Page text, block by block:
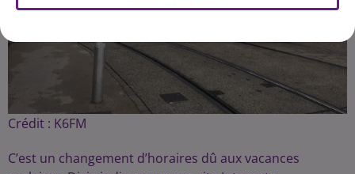
Crédit : K6FM
C’est un changement d’horaires dû aux vacances